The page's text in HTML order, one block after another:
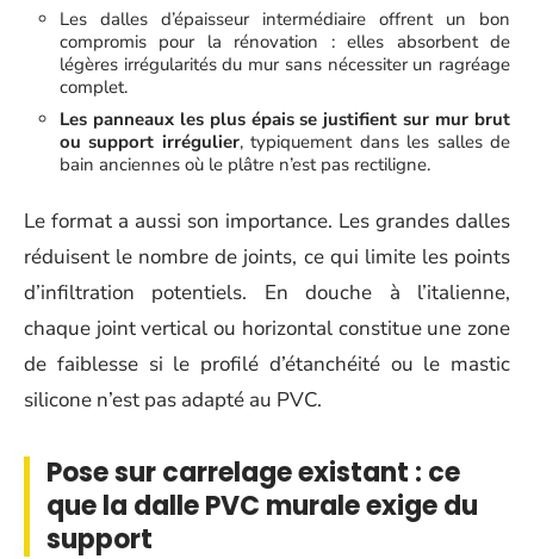
Les dalles d’épaisseur intermédiaire offrent un bon
compromis pour la rénovation : elles absorbent de
légères irrégularités du mur sans nécessiter un ragréage
complet.
Les panneaux les plus épais se justifient sur mur brut
ou support irrégulier, typiquement dans les salles de
bain anciennes où le plâtre n’est pas rectiligne.
Le format a aussi son importance. Les grandes dalles
réduisent le nombre de joints, ce qui limite les points
d’infiltration potentiels. En douche à l’italienne,
chaque joint vertical ou horizontal constitue une zone
de faiblesse si le profilé d’étanchéité ou le mastic
silicone n’est pas adapté au PVC.
Pose sur carrelage existant : ce
que la dalle PVC murale exige du
support